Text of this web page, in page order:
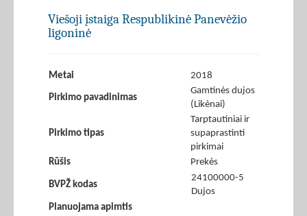
Viešoji įstaiga Respublikinė Panevėžio
ligoninė
Metai 2018
Pirkimo pavadinimas
Gamtinės dujos
(Likėnai)
Pirkimo tipas
Tarptautiniai ir
supaprastinti
pirkimai
Rūšis
Prekės
BVPŽ kodas
24100000-5
Dujos
Planuojama apimtis